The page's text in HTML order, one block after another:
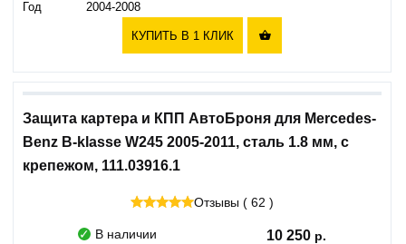
Год
2004-2008
КУПИТЬ В 1 КЛИК 
Защита картера и КПП АвтоБроня для Mercedes-
Benz B-klasse W245 2005-2011, сталь 1.8 мм, с
крепежом, 111.03916.1
Отзывы ( 62 )
В наличии 10 250